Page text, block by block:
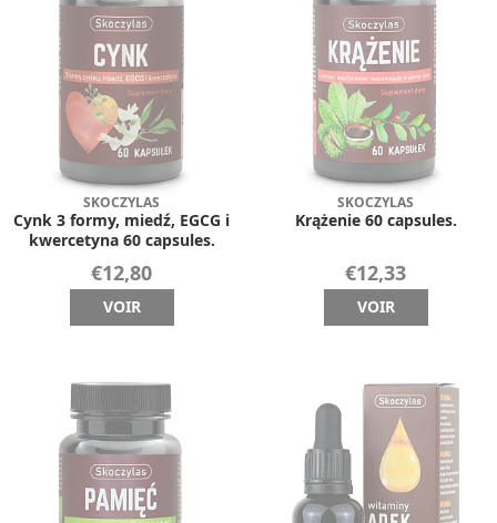
SKOCZYLAS
Cynk 3 formy, miedź, EGCG i
kwercetyna 60 capsules.
€12,80
VOIR
SKOCZYLAS
Krążenie 60 capsules.
€12,33
VOIR